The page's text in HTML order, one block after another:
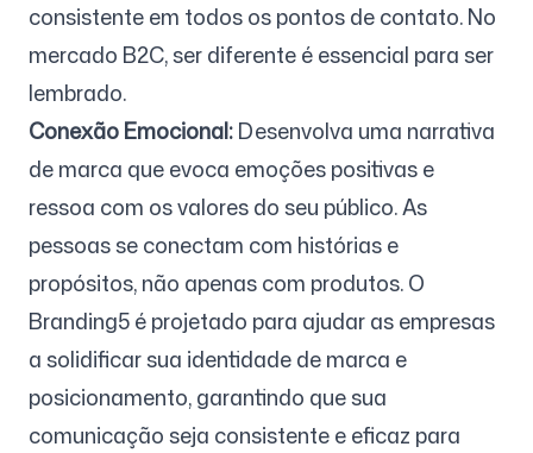
consistente em todos os pontos de contato. No
mercado B2C, ser diferente é essencial para ser
lembrado.
Conexão Emocional:Desenvolva uma narrativa
de marca que evoca emoções positivas e
ressoa com os valores do seu público. As
pessoas se conectam com histórias e
propósitos, não apenas com produtos. O
Branding5 é projetado para ajudar as empresas
a solidificar sua identidade de marca e
posicionamento, garantindo que sua
comunicação seja consistente e eficaz para